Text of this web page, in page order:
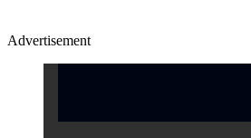
Advertisement